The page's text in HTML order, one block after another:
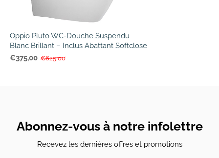
Oppio Pluto WC-Douche Suspendu
Blanc Brillant – Inclus Abattant Softclose
€375,00 €625,00
Abonnez-vous à notre infolettre
Recevez les dernières offres et promotions